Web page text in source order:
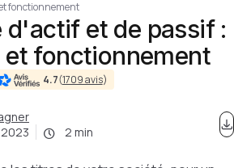
fonctionnement
d'actif et de passif :
fonctionnement
4.7(1709 avis)
2 min